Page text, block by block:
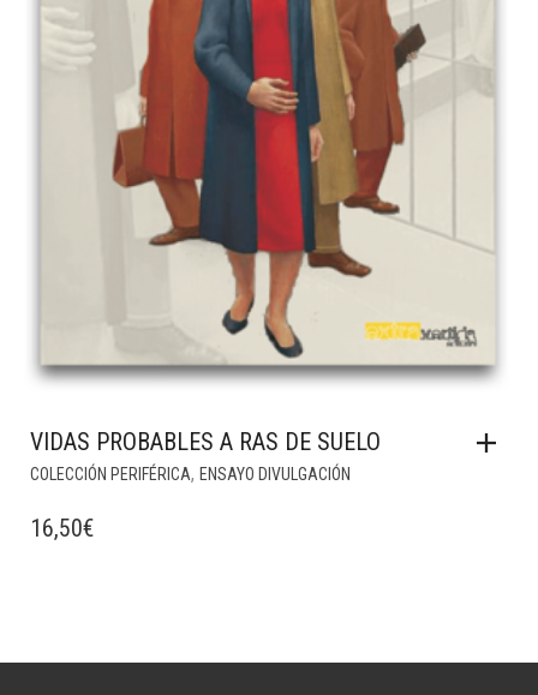
VIDAS PROBABLES A RAS DE SUELO
COLECCIÓN PERIFÉRICA, ENSAYO DIVULGACIÓN
16,50€